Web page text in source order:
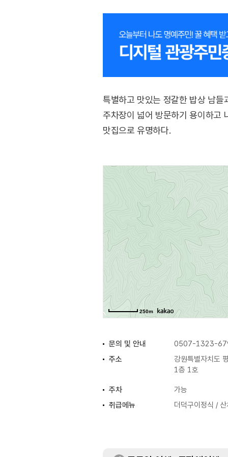
특별하고 맛있는 정갈한 밥상 남
주차장이 넓어 방문하기 용이하고
맛집으로 유명하다.
250m
문의 및 안내
0507-1323-
주소
강원특별자치도
1층 1호
주차
가능
취급메뉴
더덕구이정식 /